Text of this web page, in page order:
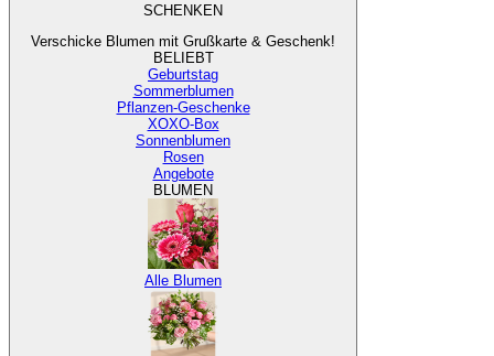
SCHENKEN
Verschicke Blumen mit Grußkarte & Geschenk!
BELIEBT
Geburtstag
Sommerblumen
Pflanzen-Geschenke
XOXO-Box
Sonnenblumen
Rosen
Angebote
BLUMEN
Alle Blumen